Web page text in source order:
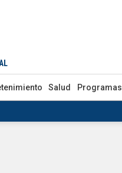
Salud Programas